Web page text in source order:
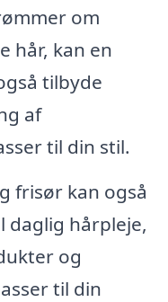
om
hår, kan en
tilbyde
af
til din stil.
frisør kan også
daglig hårpleje,
og
til din